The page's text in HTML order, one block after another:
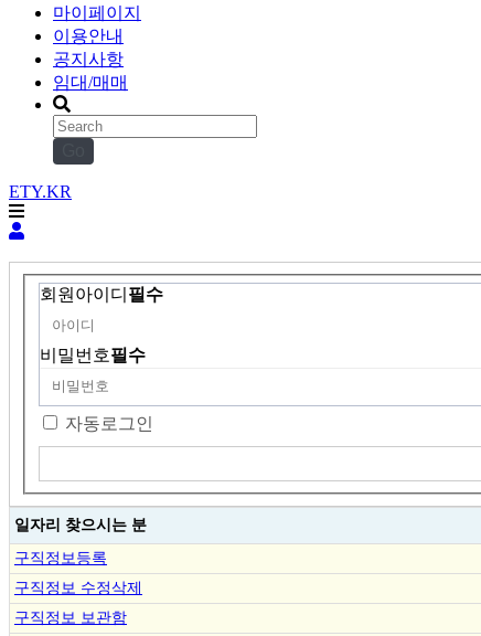
마이페이지
이용안내
공지사항
임대/매매
ETY.KR
회원아이디 필수
비밀번호필수
자동로그인
일자리 찾으시는 분
구직정보등록
구직정보 수정삭제
구직정보 보관함